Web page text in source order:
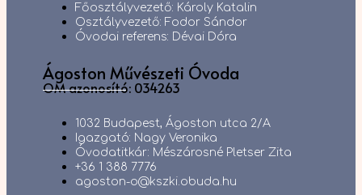
Főosztályvezető: Károly Katalin
Osztályvezető: Fodor Sándor
Óvodai referens: Dévai Dóra
Ágoston Művészeti Óvoda
OM azonosító: 034263
1032 Budapest, Ágoston utca 2/A
Igazgató: Nagy Veronika
Óvodatitkár: Mészárosné Pletser Zita
+36 1 388 7776
agoston-o@kszki.obuda.hu